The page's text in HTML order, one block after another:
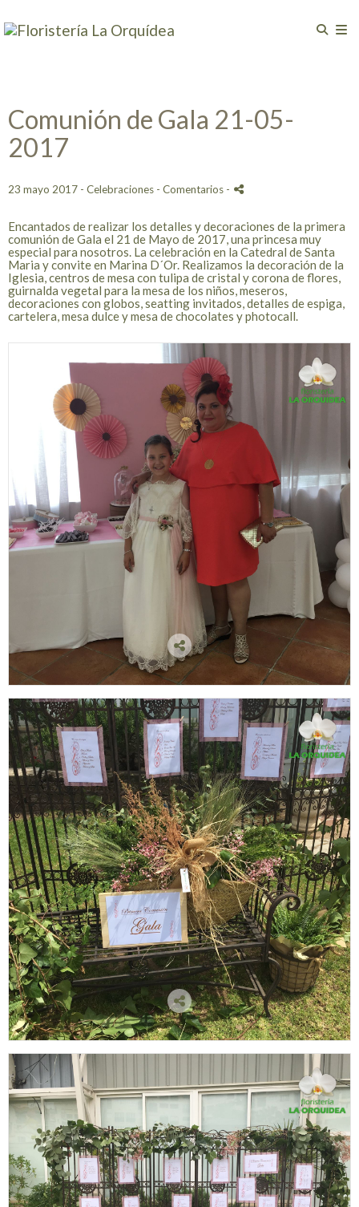
Comunión de Gala 21-05-
2017
23 mayo 2017 - Celebraciones - Comentarios -
Encantados de realizar los detalles y decoraciones de la primera
comunión de Gala el 21 de Mayo de 2017, una princesa muy
especial para nosotros. La celebración en la Catedral de Santa
Maria y convite en Marina D´Or. Realizamos la decoración de la
Iglesia, centros de mesa con tulipa de cristal y corona de flores,
guirnalda vegetal para la mesa de los niños, meseros,
decoraciones con globos, seatting invitados, detalles de espiga,
cartelera, mesa dulce y mesa de chocolates y photocall.